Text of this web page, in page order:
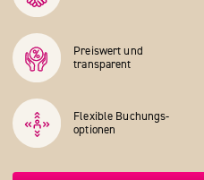
Preiswert und
transparent
Flexible Buchungs­
optionen